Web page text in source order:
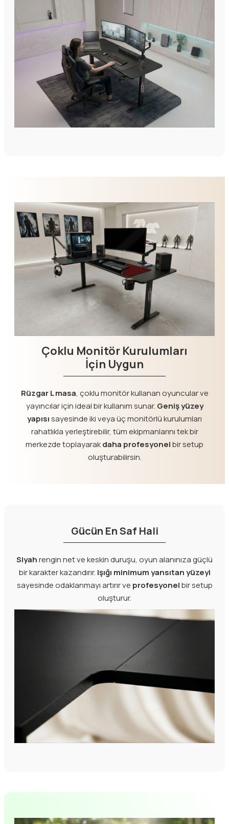
Çoklu Monitör Kurulumları
İçin Uygun
Rüzgar L masa, çoklu monitör kullanan oyuncular ve
yayıncılar için ideal bir kullanım sunar. Geniş yüzey
yapısısayesinde iki veya üç monitörlü kurulumları
rahatlıkla yerleştirebilir, tüm ekipmanlarını tek bir
merkezde toplayarakdaha profesyonelbir setup
oluşturabilirsin.
Gücün En Saf Hali
Siyahrengin net ve keskin duruşu, oyun alanınıza güçlü
bir karakter kazandırır. Işığı minimum yansıtan yüzeyi
sayesinde odaklanmayı artırır ve profesyonelbir setup
oluşturur.